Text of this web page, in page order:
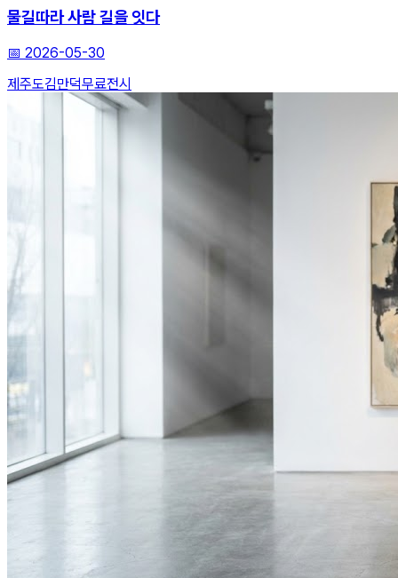
물길따라 사람 길을 잇다
📅 2026-05-30
제주도김만덕무료전시